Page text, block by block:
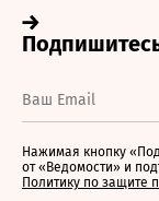
Нажимая кнопку
от «Ведомости» и
Политику по защите